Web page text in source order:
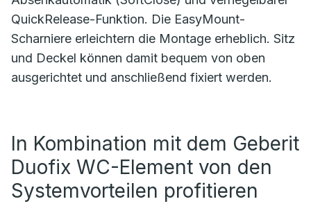
QuickRelease-Funktion. Die EasyMount-
Scharniere erleichtern die Montage erheblich. Sitz
und Deckel können damit bequem von oben
ausgerichtet und anschließend fixiert werden.
In Kombination mit dem Geberit
Duofix WC-Element von den
Systemvorteilen profitieren